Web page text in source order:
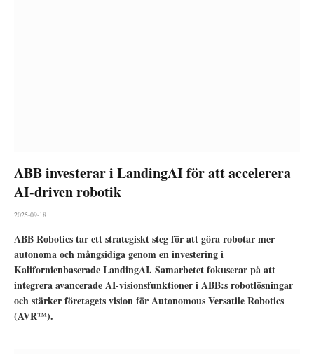
ABB investerar i LandingAI för att accelerera
AI-driven robotik
2025-09-18
ABB Robotics tar ett strategiskt steg för att göra robotar mer
autonoma och mångsidiga genom en investering i
Kalifornienbaserade LandingAI. Samarbetet fokuserar på att
integrera avancerade AI-visionsfunktioner i ABB:s robotlösningar
och stärker företagets vision för Autonomous Versatile Robotics
(AVR™).